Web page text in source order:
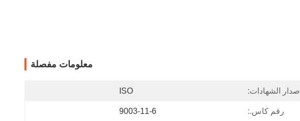
معلومات مفصلة
إصدار الشهادات: ISO
رقم كاس.: 9003-11-6